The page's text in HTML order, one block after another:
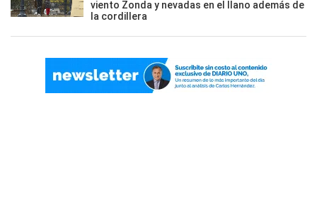
viento Zonda y nevadas en el llano además de
la cordillera